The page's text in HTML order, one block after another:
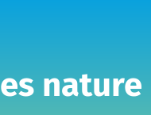
nature